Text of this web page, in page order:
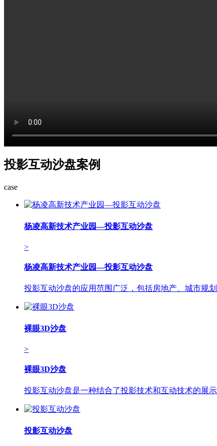
投影互动沙盘案例
case
杨凌高新技术产业园—投影互动沙盘
>
杨凌高新技术产业园—投影互动沙盘
投影互动沙盘的应用范围广泛，包括房地产、城市规
裸眼3D沙盘
>
裸眼3D沙盘
投影互动沙盘是一种结合了投影技术和互动技术的展
投影互动沙盘